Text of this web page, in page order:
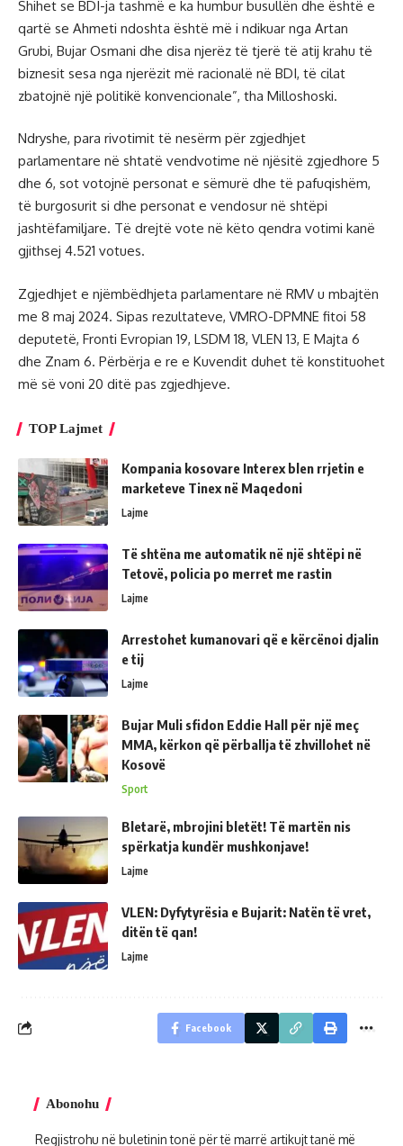
Shihet se BDI-ja tashmë e ka humbur busullën dhe është e
qartë se Ahmeti ndoshta është më i ndikuar nga Artan
Grubi, Bujar Osmani dhe disa njerëz të tjerë të atij krahu të
biznesit sesa nga njerëzit më racionalë në BDI, të cilat
zbatojnë një politikë konvencionale”, tha Milloshoski.
Ndryshe, para rivotimit të nesërm për zgjedhjet
parlamentare në shtatë vendvotime në njësitë zgjedhore 5
dhe 6, sot votojnë personat e sëmurë dhe të pafuqishëm,
të burgosurit si dhe personat e vendosur në shtëpi
jashtëfamiljare. Të drejtë vote në këto qendra votimi kanë
gjithsej 4.521 votues.
Zgjedhjet e njëmbëdhjeta parlamentare në RMV u mbajtën
me 8 maj 2024. Sipas rezultateve, VMRO-DPMNE fitoi 58
deputetë, Fronti Evropian 19, LSDM 18, VLEN 13, E Majta 6
dhe Znam 6. Përbërja e re e Kuvendit duhet të konstituohet
më së voni 20 ditë pas zgjedhjeve.
TOP Lajmet
Kompania kosovare Interex blen rrjetin e
marketeve Tinex në Maqedoni
Lajme
Të shtëna me automatik në një shtëpi në
Tetovë, policia po merret me rastin
Lajme
Arrestohet kumanovari që e kërcënoi djalin
e tij
Lajme
Bujar Muli sfidon Eddie Hall për një meç
MMA, kërkon që përballja të zhvillohet në
Kosovë
Sport
Bletarë, mbrojini bletët! Të martën nis
spërkatja kundër mushkonjave!
Lajme
VLEN: Dyfytyrësia e Bujarit: Natën të vret,
ditën të qan!
Lajme
Facebook
Abonohu
Regjistrohu në buletinin tonë për të marrë artikujt tanë më